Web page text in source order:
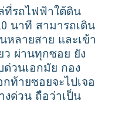
ที่รถไฟฟ้าใต้ดิน
นาที สามารถเดิน
หลายสาย และเข้า
ว ผ่านทุกซอย ยัง
ด่วนเอกมัย กอง
ท้ายซอยจะไปเจอ
ด่วน ถือว่าเป็น